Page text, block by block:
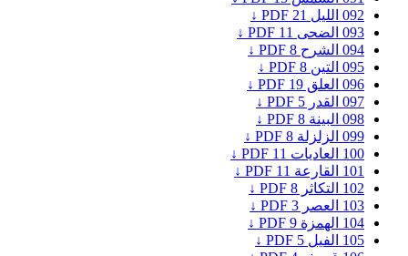
092 الليل 21
PDF ↓
093 الضحى 11
PDF ↓
094 الشرح 8
PDF ↓
095 التين 8
PDF ↓
096 العلق 19
PDF ↓
097 القدر 5
PDF ↓
098 البينة 8
PDF ↓
099 الزلزلة 8
PDF ↓
100 العاديات 11
PDF ↓
101 القارعة 11
PDF ↓
102 التكاثر 8
PDF ↓
103 العصر 3
PDF ↓
104 الهمزة 9
PDF ↓
105 الفيل 5
PDF ↓